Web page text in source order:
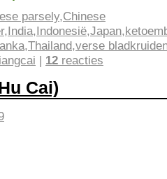
parsely,Chinese
,India,Indonesië,Japan,
,Thailand,verse
| 12 reacties
Cai)